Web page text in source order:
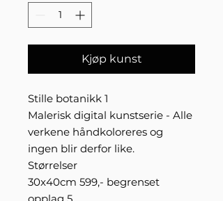
Kjøp kunst
Stille botanikk 1
Malerisk digital kunstserie - Alle
verkene håndkoloreres og
ingen blir derfor like.
Størrelser
30x40cm 599,- begrenset